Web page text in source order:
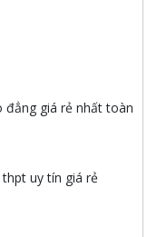
đẳng giá rẻ nhất toàn
uy tín giá rẻ